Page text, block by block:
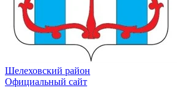
Шелеховский район
Официальный сайт